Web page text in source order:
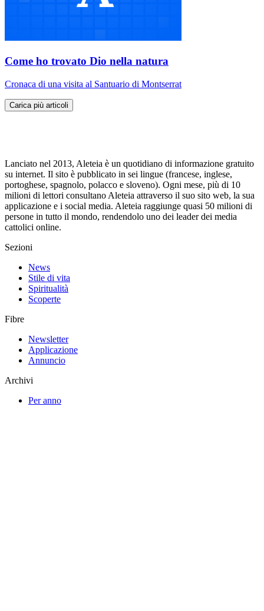
Come ho trovato Dio nella natura
Cronaca di una visita al Santuario di Montserrat
Carica più articoli
Lanciato nel 2013, Aleteia è un quotidiano di informazione gratuito
su internet. Il sito è pubblicato in sei lingue (francese, inglese,
portoghese, spagnolo, polacco e sloveno). Ogni mese, più di 10
milioni di lettori consultano Aleteia attraverso il suo sito web, la sua
applicazione e i social media. Aleteia raggiunge quasi 50 milioni di
persone in tutto il mondo, rendendolo uno dei leader dei media
cattolici online.
Sezioni
News
Stile di vita
Spiritualità
Scoperte
Fibre
Newsletter
Applicazione
Annuncio
Archivi
Per anno